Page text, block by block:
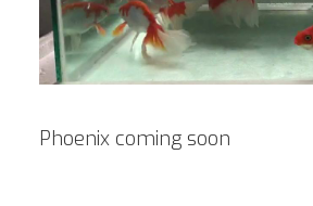
Phoenix coming soon